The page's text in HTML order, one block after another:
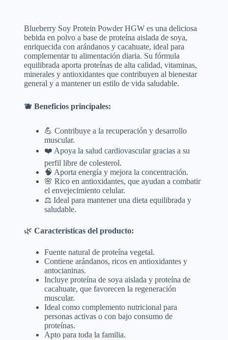
Blueberry Soy Protein Powder HGW es una deliciosa
bebida en polvo a base de proteína aislada de soya,
enriquecida con arándanos y cacahuate, ideal para
complementar tu alimentación diaria. Su fórmula
equilibrada aporta proteínas de alta calidad, vitaminas,
minerales y antioxidantes que contribuyen al bienestar
general y a mantener un estilo de vida saludable.
🫐 Beneficios principales:
💪 Contribuye a la recuperación y desarrollo
muscular.
❤️ Apoya la salud cardiovascular gracias a su
perfil libre de colesterol.
🧠 Aporta energía y mejora la concentración.
🌸 Rico en antioxidantes, que ayudan a combatir
el envejecimiento celular.
⚖️ Ideal para mantener una dieta equilibrada y
saludable.
🌿 Características del producto:
Fuente natural de proteína vegetal.
Contiene arándanos, ricos en antioxidantes y
antocianinas.
Incluye proteína de soya aislada y proteína de
cacahuate, que favorecen la regeneración
muscular.
Ideal como complemento nutricional para
personas activas o con bajo consumo de
proteínas.
Apto para toda la familia.